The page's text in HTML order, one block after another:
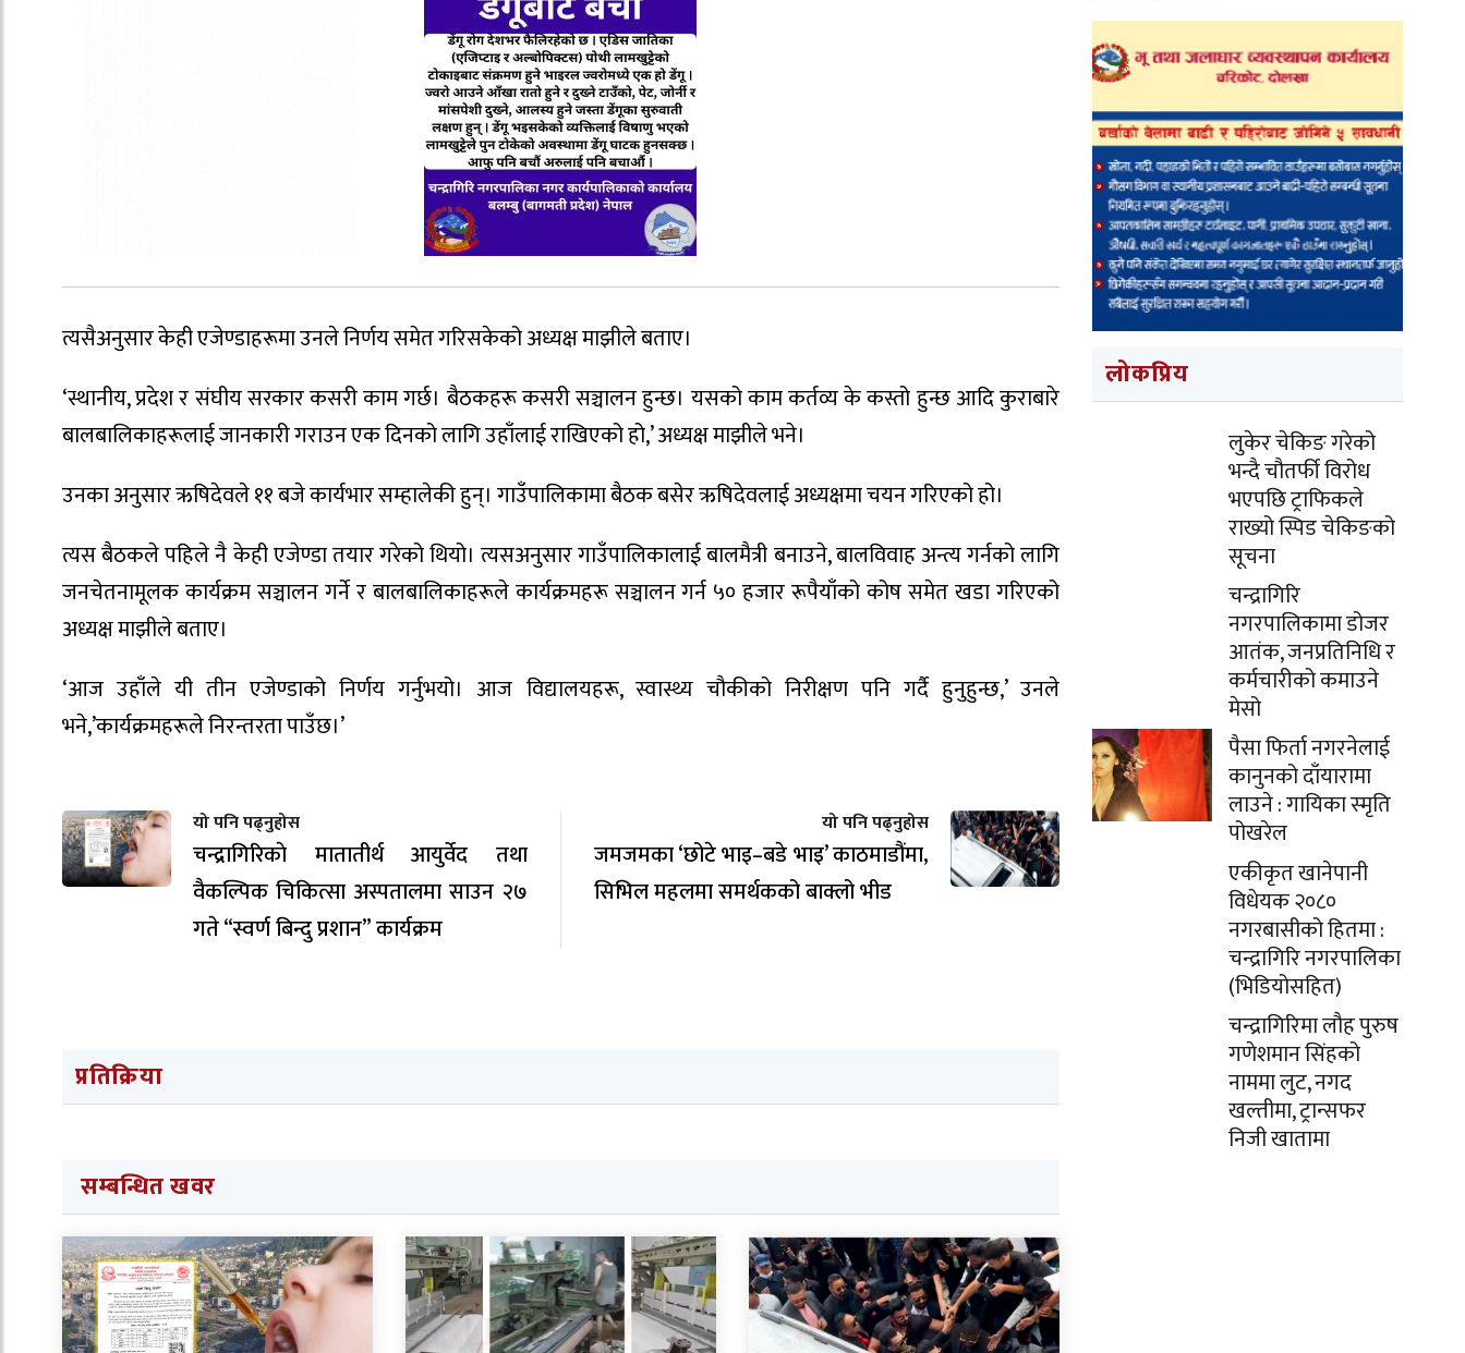
त्यसैअनुसार केही एजेण्डाहरूमा उनले निर्णय समेत गरिसकेको अध्यक्ष माझीले बताए।
‘स्थानीय, प्रदेश र संघीय सरकार कसरी काम गर्छ। बैठकहरू कसरी सञ्चालन हुन्छ। यसको काम कर्तव्य के कस्तो हुन्छ आदि कुराबारे
बालबालिकाहरूलाई जानकारी गराउन एक दिनको लागि उहाँलाई राखिएको हो,’ अध्यक्ष माझीले भने।
उनका अनुसार ऋषिदेवले ११ बजे कार्यभार सम्हालेकी हुन्। गाउँपालिकामा बैठक बसेर ऋषिदेवलाई अध्यक्षमा चयन गरिएको हो।
त्यस बैठकले पहिले नै केही एजेण्डा तयार गरेको थियो। त्यसअनुसार गाउँपालिकालाई बालमैत्री बनाउने, बालविवाह अन्त्य गर्नको लागि
जनचेतनामूलक कार्यक्रम सञ्चालन गर्ने र बालबालिकाहरूले कार्यक्रमहरू सञ्चालन गर्न ५० हजार रूपैयाँको कोष समेत खडा गरिएको
अध्यक्ष माझीले बताए।
‘आज उहाँले यी तीन एजेण्डाको निर्णय गर्नुभयो। आज विद्यालयहरू, स्वास्थ्य चौकीको निरीक्षण पनि गर्दै हुनुहुन्छ,’ उनले
भने,’कार्यक्रमहरूले निरन्तरता पाउँछ।’
यो पनि पढ्नुहोस
चन्द्रागिरिकाे मातातीर्थ आयुर्वेद तथा
वैकल्पिक चिकित्सा अस्पतालमा साउन २७
गते “स्वर्ण बिन्दु प्रशान” कार्यक्रम
यो पनि पढ्नुहोस
जमजमका ‘छोटे भाइ–बडे भाइ’ काठमाडौंमा,
सिभिल महलमा समर्थकको बाक्लो भीड
प्रतिक्रिया
सम्बन्धित खवर
लोकप्रिय
लुकेर चेकिङ गरेको
भन्दै चौतर्फी विरोध
भएपछि ट्राफिकले
राख्यो स्पिड चेकिङको
सूचना
चन्द्रागिरि
नगरपालिकामा डोजर
आतंक, जनप्रतिनिधि र
कर्मचारीको कमाउने
मेसो
पैसा फिर्ता नगरनेलाई
कानुनको दाँयारामा
लाउने : गायिका स्‍मृति
पोखरेल
एकीकृत खानेपानी
विधेयक २०८०
नगरबासीको हितमा :
चन्द्रागिरि नगरपालिका
(भिडियोसहित)
चन्द्रागिरिमा लौह पुरुष
गणेशमान सिंहको
नाममा लुट, नगद
खल्तीमा, ट्रान्सफर
निजी खातामा